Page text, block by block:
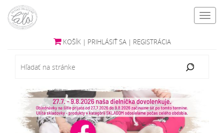
KOŠÍK | PRIHLÁSIŤ SA | REGISTRÁCIA